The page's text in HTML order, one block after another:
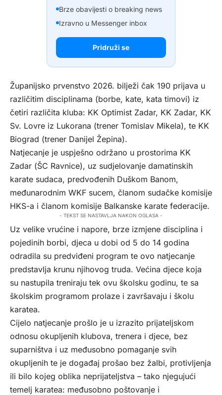
Brze obavijesti o breaking news
Izravno u Messenger inbox
Pridruži se
Županijsko prvenstvo 2026. bilježi čak 190 prijava u
različitim disciplinama (borbe, kate, kata timovi) iz
četiri različita kluba: KK Optimist Zadar, KK Zadar, KK
Sv. Lovre iz Lukorana (trener Tomislav Mikela), te KK
Biograd (trener Danijel Žepina).
Natjecanje je uspješno održano u prostorima KK
Zadar (ŠC Ravnice), uz sudjelovanje damatinskih
karate sudaca, predvođenih Duškom Banom,
međunarodnim WKF sucem, članom sudačke komisije
HKS-a i članom komisije Balkanske karate federacije.
- TEKST SE NASTAVLJA NAKON OGLASA -
Uz velike vrućine i napore, brze izmjene disciplina i
pojedinih borbi, djeca u dobi od 5 do 14 godina
odradila su predviđeni program te ovo natjecanje
predstavlja krunu njihovog truda. Većina djece koja
su nastupila treniraju tek ovu školsku godinu, te sa
školskim programom prolaze i završavaju i školu
karatea.
Cijelo natjecanje prošlo je u izrazito prijateljskom
odnosu okupljenih klubova, trenera i djece, bez
suparništva i uz međusobno pomaganje svih
okupljenih te je događaj prošao bez žalbi, protivljenja
ili bilo kojeg oblika neprijateljstva – tako njegujući
temelj karatea: međusobno poštovanje i